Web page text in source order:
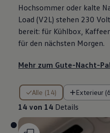
Hochsommer oder kalte
Load (V2L) stehen 230
bereit: für Kühlbox,
für den nächsten Morgen.
Mehr zum Gute-Nacht-
Alle (14) Exterieur
14 von 14 Details
14 von 14 Details